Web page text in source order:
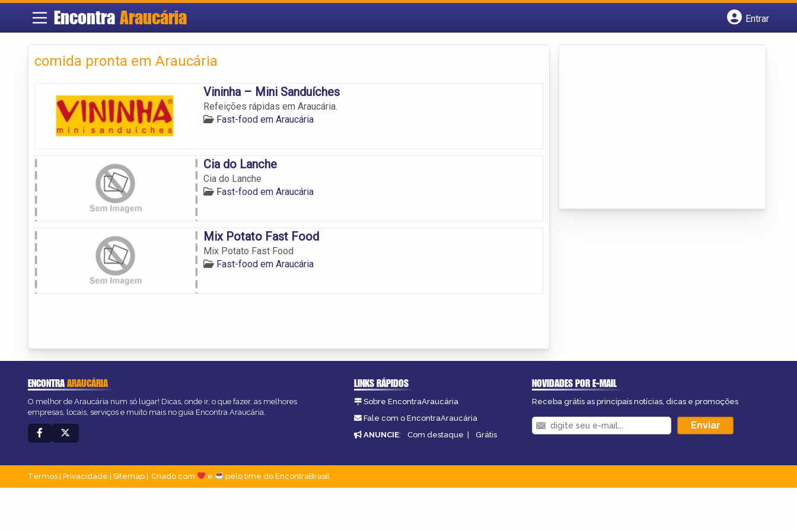
Encontra Araucária
Entrar
comida pronta em Araucária
Vininha – Mini Sanduíches
Refeições rápidas em Araucária.
Fast-food em Araucária
Cia do Lanche
Cia do Lanche
Fast-food em Araucária
Mix Potato Fast Food
Mix Potato Fast Food
Fast-food em Araucária
ENCONTRAARAUCÁRIA
O melhor de Araucária num só lugar! Dicas, onde ir, o que fazer, as melhores
empresas, locais, serviços e muito mais no guia Encontra Araucária.
LINKS RÁPIDOS
Sobre EncontraAraucária
Fale com o EncontraAraucária
ANUNCIE: Com destaque | Grátis
NOVIDADES POR E-MAIL
Receba grátis as principais notícias, dicas e promoções
Termos Privacidade Sitemap Criado com e pelo time do EncontraBrasil